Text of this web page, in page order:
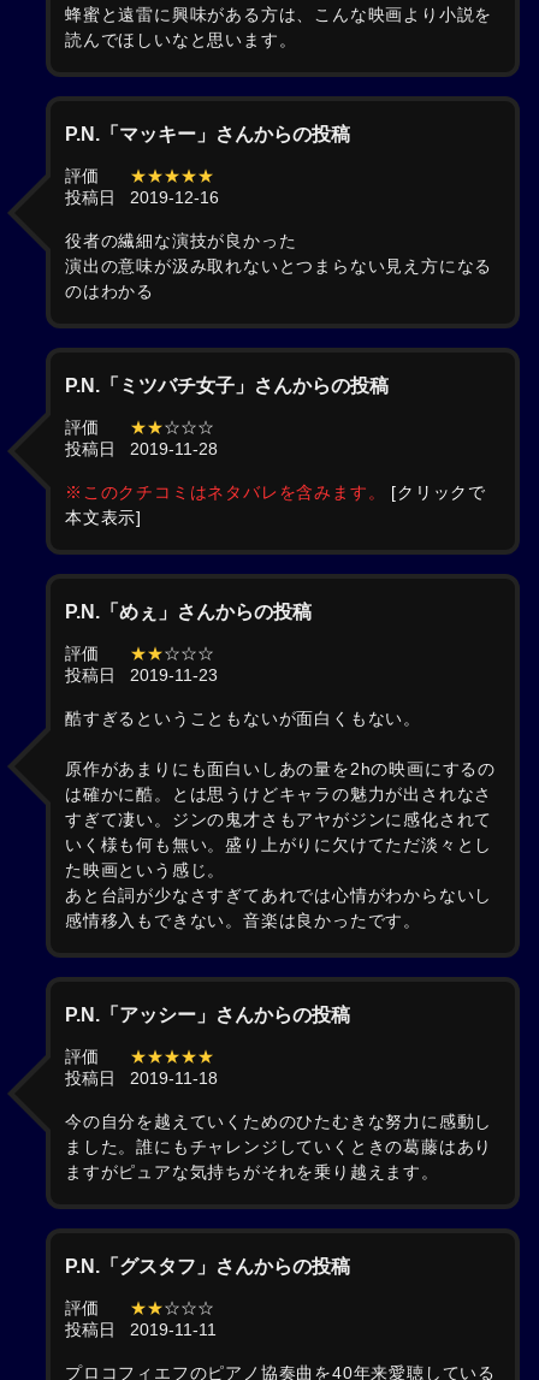
蜂蜜と遠雷に興味がある方は、こんな映画より小説を
読んでほしいなと思います。
P.N.「マッキー」さんからの投稿
評価
★★★★★
投稿日
2019-12-16
役者の繊細な演技が良かった
演出の意味が汲み取れないとつまらない見え方になる
のはわかる
P.N.「ミツバチ女子」さんからの投稿
評価 ★★☆☆☆
投稿日
2019-11-28
※このクチコミはネタバレを含みます。
[クリックで
本文表示]
P.N.「めぇ」さんからの投稿
評価 ★★☆☆☆
投稿日
2019-11-23
酷すぎるということもないが面白くもない。
原作があまりにも面白いしあの量を2hの映画にするの
は確かに酷。とは思うけどキャラの魅力が出されなさ
すぎて凄い。ジンの鬼才さもアヤがジンに感化されて
いく様も何も無い。盛り上がりに欠けてただ淡々とし
た映画という感じ。
あと台詞が少なさすぎてあれでは心情がわからないし
感情移入もできない。音楽は良かったです。
P.N.「アッシー」さんからの投稿
評価
★★★★★
投稿日
2019-11-18
今の自分を越えていくためのひたむきな努力に感動し
ました。誰にもチャレンジしていくときの葛藤はあり
ますがピュアな気持ちがそれを乗り越えます。
P.N.「グスタフ」さんからの投稿
評価 ★★☆☆☆
投稿日
2019-11-11
プロコフィエフのピアノ協奏曲を40年来愛聴している